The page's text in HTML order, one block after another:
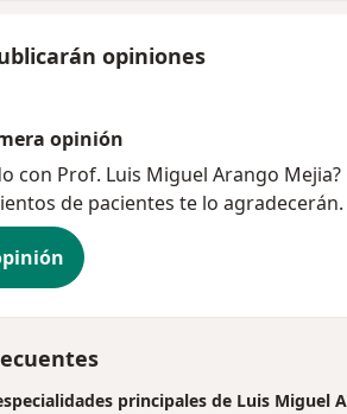
opiniones
opinión
con Prof. Luis Miguel Arango
de pacientes te lo agradecerán.
principales de Luis Miguel